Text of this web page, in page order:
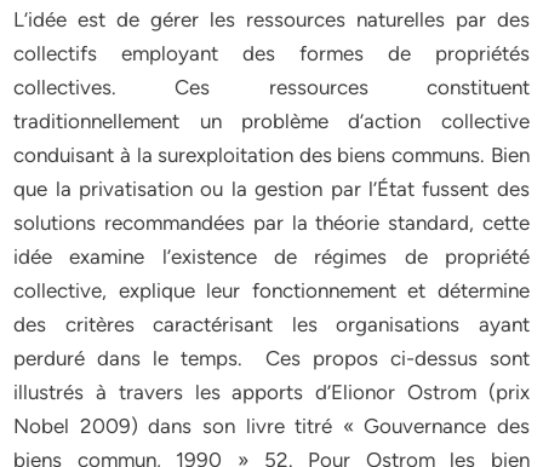
L’idée est de gérer les ressources naturelles par des
collectifs employant des formes de propriétés
collectives. Ces ressources constituent
traditionnellement un problème d’action collective
conduisant à la surexploitation des biens communs. Bien
que la privatisation ou la gestion par l’État fussent des
solutions recommandées par la théorie standard, cette
idée examine l’existence de régimes de propriété
collective, explique leur fonctionnement et détermine
des critères caractérisant les organisations ayant
perduré dans le temps. Ces propos ci-dessus sont
illustrés à travers les apports d’Elionor Ostrom (prix
Nobel 2009) dans son livre titré « Gouvernance des
biens commun, 1990 » 52. Pour Ostrom les bien